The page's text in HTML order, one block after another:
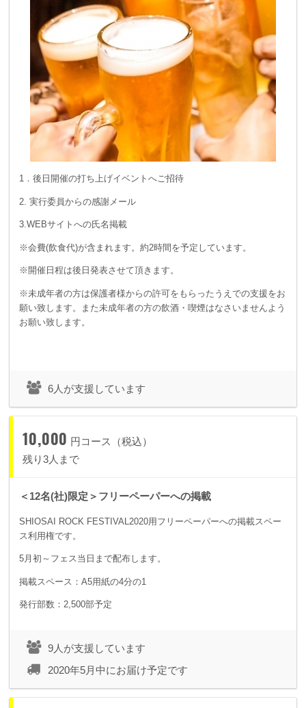
1．後日開催の打ち上げイベントへご招待
2. 実行委員からの感謝メール
3.WEBサイトへの氏名掲載
※会費(飲食代)が含まれます。約2時間を予定しています。
※開催日程は後日発表させて頂きます。
※未成年者の方は保護者様からの許可をもらったうえでの支援をお
願い致します。また未成年者の方の飲酒・喫煙はなさいませんよう
お願い致します。
6人が支援しています
10,000 円コース（税込）
残り3人まで
＜12名(社)限定＞フリーペーパーへの掲載
SHIOSAI ROCK FESTIVAL2020用フリーペーパーへの掲載スペー
ス利用権です。
5月初～フェス当日まで配布します。
掲載スペース：A5用紙の4分の1
発行部数：2,500部予定
9人が支援しています
2020年5月中にお届け予定です